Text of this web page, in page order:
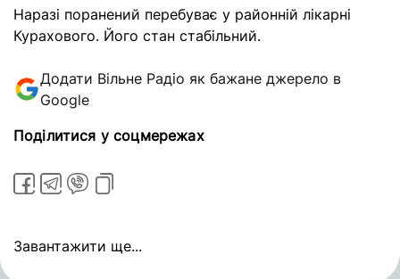
Наразі поранений перебуває у районній лікарні
Курахового. Його стан стабільний.
Додати Вільне Радіо як бажане джерело в
Google
Поділитися у соцмережах
Завантажити ще...